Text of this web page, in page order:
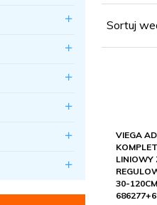
Postaw
sklepie
Spójna
Sortuj
VIEGA
LINIOWY
30-